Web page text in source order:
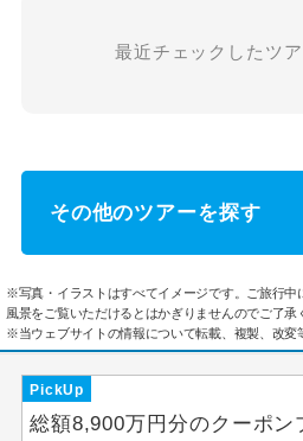
最近チェックしたツ
その他のツアーを探す
※写真・イラストはすべてイメージです。ご旅行中
風景をご覧いただけるとはかぎりませんのでご了承
※当ウェブサイトの情報について転載、複製、改変
PickUp
総額8,900万円分のクーポン